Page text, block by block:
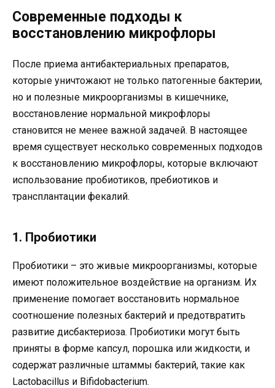
Современные подходы к
восстановлению микрофлоры
После приема антибактериальных препаратов,
которые уничтожают не только патогенные бактерии,
но и полезные микроорганизмы в кишечнике,
восстановление нормальной микрофлоры
становится не менее важной задачей. В настоящее
время существует несколько современных подходов
к восстановлению микрофлоры, которые включают
использование пробиотиков, пребиотиков и
трансплантации фекалий.
1. Пробиотики
Пробиотики – это живые микроорганизмы, которые
имеют положительное воздействие на организм. Их
применение помогает восстановить нормальное
соотношение полезных бактерий и предотвратить
развитие дисбактериоза. Пробиотики могут быть
приняты в форме капсул, порошка или жидкости, и
содержат различные штаммы бактерий, такие как
Lactobacillus и Bifidobacterium.